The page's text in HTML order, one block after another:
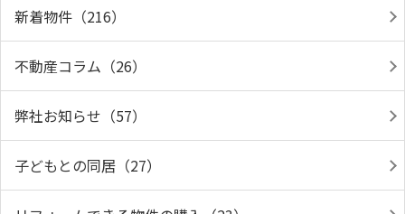
新着物件（216）
不動産コラム（26）
弊社お知らせ（57）
子どもとの同居（27）